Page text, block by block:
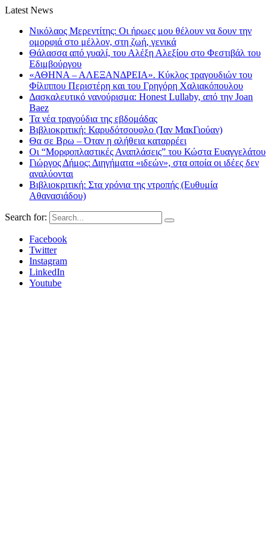
Latest News
Νικόλαος Μερεντίτης: Οι ήρωες μου θέλουν να δουν την
ομορφιά στο μέλλον, στη ζωή, γενικά
Θάλασσα από γυαλί, του Αλέξη Αλεξίου στο Φεστιβάλ του
Εδιμβούργου
«ΑΘΗΝΑ – ΑΛΕΞΑΝΔΡΕΙΑ». Κύκλος τραγουδιών του
Φίλιππου Περιστέρη και του Γρηγόρη Χαλιακόπουλου
Δασκαλευτικό νανούρισμα: Honest Lullaby, από την Joan
Baez
Τα νέα τραγούδια της εβδομάδας
Βιβλιοκριτική: Καρυδότσουφλο (Ίαν ΜακΓιούαν)
Θα σε Βρω – Όταν η αλήθεια καταρρέει
Οι “Μορφοπλαστικές Αναπλάσεις” του Κώστα Ευαγγελάτου
Γιώργος Δήμος: Διηγήματα «ιδεών», στα οποία οι ιδέες δεν
αναλύονται
Βιβλιοκριτική: Στα χρόνια της ντροπής (Ευθυμία
Αθανασιάδου)
Search for:
Facebook
Twitter
Instagram
LinkedIn
Youtube